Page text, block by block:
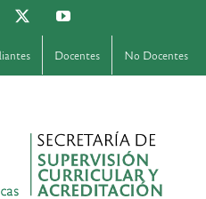
YouTube
Docentes No Docentes